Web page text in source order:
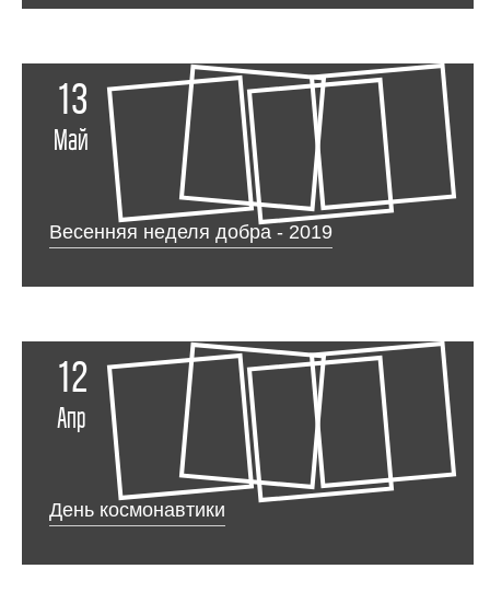
13
Май
Весенняя неделя добра - 2019
12
Апр
День космонавтики